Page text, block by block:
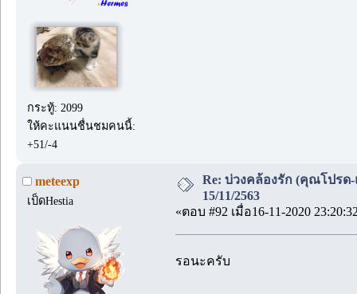
กระทู้: 2099
ให้คะแนนชื่นชมคนนี้:
+51/-4
meteexp
เป็ดHestia
Re: บ่วงคล้องรัก (คุณโปร
15/11/2563
«ตอบ #92 เมื่อ16-11-2020
รอนะครับ